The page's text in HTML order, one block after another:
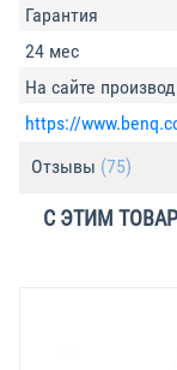
Гарантия
24 мес
На сайте
https://
Отзывы (75)
С ЭТИМ